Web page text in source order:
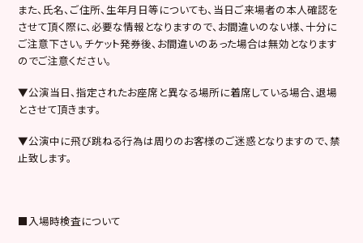
また、氏名、ご住所、生年月日等についても、当日ご来場者の本人確認を
させて頂く際に、必要な情報となりますので、お間違いのない様、十分に
ご注意下さい。チケット発券後、お間違いのあった場合は無効となります
のでご注意ください。
▼公演当日、指定されたお座席と異なる場所に着席している場合、退場
とさせて頂きます。
▼公演中に飛び跳ねる行為は周りのお客様のご迷惑となりますので、禁
止致します。
■入場時検査について